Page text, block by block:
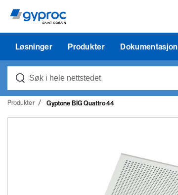
Løsninger Produkter Dokumentasjon
Produkter Gyptone BIG Quattro 44